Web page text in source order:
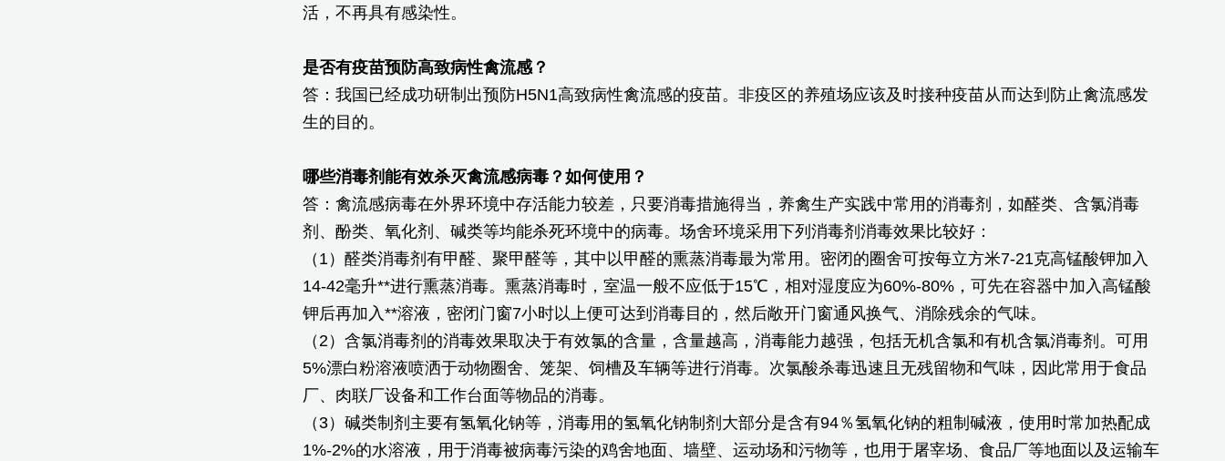
活，不再具有感染性。
是否有疫苗预防高致病性禽流感？
答：我国已经成功研制出预防H5N1高致病性禽流感的疫苗。非疫区的养殖场应该及时接种疫苗从而达到防止禽流感发
生的目的。
哪些消毒剂能有效杀灭禽流感病毒？如何使用？
答：禽流感病毒在外界环境中存活能力较差，只要消毒措施得当，养禽生产实践中常用的消毒剂，如醛类、含氯消毒
剂、酚类、氧化剂、碱类等均能杀死环境中的病毒。场舍环境采用下列消毒剂消毒效果比较好：
（1）醛类消毒剂有甲醛、聚甲醛等，其中以甲醛的熏蒸消毒最为常用。密闭的圈舍可按每立方米7-21克高锰酸钾加入
14-42毫升**进行熏蒸消毒。熏蒸消毒时，室温一般不应低于15℃，相对湿度应为60%-80%，可先在容器中加入高锰酸
钾后再加入**溶液，密闭门窗7小时以上便可达到消毒目的，然后敞开门窗通风换气、消除残余的气味。
（2）含氯消毒剂的消毒效果取决于有效氯的含量，含量越高，消毒能力越强，包括无机含氯和有机含氯消毒剂。可用
5%漂白粉溶液喷洒于动物圈舍、笼架、饲槽及车辆等进行消毒。次氯酸杀毒迅速且无残留物和气味，因此常用于食品
厂、肉联厂设备和工作台面等物品的消毒。
（3）碱类制剂主要有氢氧化钠等，消毒用的氢氧化钠制剂大部分是含有94％氢氧化钠的粗制碱液，使用时常加热配成
1%-2%的水溶液，用于消毒被病毒污染的鸡舍地面、墙壁、运动场和污物等，也用于屠宰场、食品厂等地面以及运输车